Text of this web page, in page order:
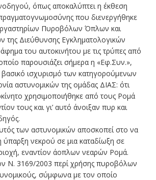
όπως αποκαλύπτει η έκθεση
που διενεργήθηκε
Πυροβόλων Όπλων και
της Διεύθυνσης Εγκληματολογικών
του αυτοκινήτου με τις τρύπες από
παρουσιάζει σήμερα η «Εφ.Συν.»,
βασικό ισχυρισμό των κατηγορούμενων
αστυνομικών της ομάδας ΔΙΑΣ: ότι
χρησιμοποιήθηκε από τους Ρομά
τους και γι’ αυτό άνοιξαν πυρ και
των αστυνομικών αποσκοπεί στο να
ύπαρξη νεκρού σε μια καταδίωξη σε
εναντίον άοπλων νεαρών Ρομά.
Ν. 3169/2003 περί χρήσης πυροβόλων
σύμφωνα με τον οποίο